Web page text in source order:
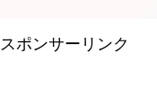
スポンサーリンク